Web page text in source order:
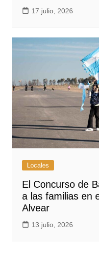
17 julio, 2026
Locales
El Concurso de
a las familias en
Alvear
13 julio, 2026